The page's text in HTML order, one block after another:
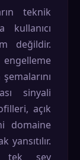
teknik
kullanıcı
değildir.
sinyali
açık
domaine
tek şey